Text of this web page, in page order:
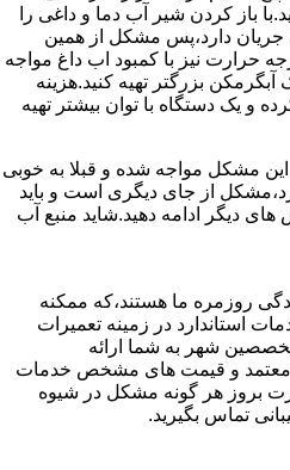
باز کردن شیر آب دما و داغی را
جریان دارد،پس مشکل از همین
حرارت نیز با کمبود اب داغ مواجه
بزرگتر تهیه کنید.هزینه
و یک دستگاه با توان بیشتر تهیه
این مشکل مواجه شده و قبلا به خوبی
از جای دیگری است و باید
دیگر ادامه دهید.شاید منبع آب
روزمره ما هستند،که ممکنه
استاندارد در زمینه تعمیرات
شهر به شما ارائه
معتمد و قیمت های مشخص خدمات
بروز هر گونه مشکل در شیوه
تماس بگیرید.